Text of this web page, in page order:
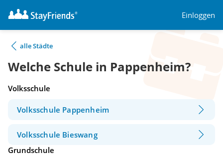
Einloggen
alle Städte
Welche Schule in Pappenheim?
Volksschule
Volksschule Pappenheim
Volksschule Bieswang
Grundschule